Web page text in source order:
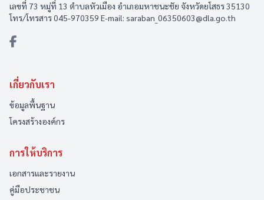
เลขที่ 73 หมู่ที่ 13 ตำบลหัวเมือง อำเภอมหาชนะชัย จังหวัดยโสธร 35130
โทร/โทรสาร 045-970359 E-mail: saraban_06350603@dla.go.th
เกี่ยวกับเรา
ข้อมูลพื้นฐาน
โครงสร้างองค์กร
การให้บริการ
เอกสารและรายงาน
คู่มือประชาชน